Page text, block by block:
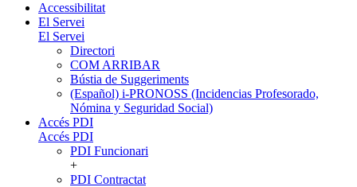
Accessibilitat
El Servei
El Servei
Directori
COM ARRIBAR
Bústia de Suggeriments
(Español) i-PRONOSS (Incidencias Profesorado,
Nómina y Seguridad Social)
Accés PDI
Accés PDI
PDI Funcionari
+
PDI Contractat